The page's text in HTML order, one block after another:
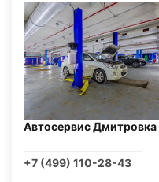
Автосервис Дмитровка
+7 (499) 110-28-43